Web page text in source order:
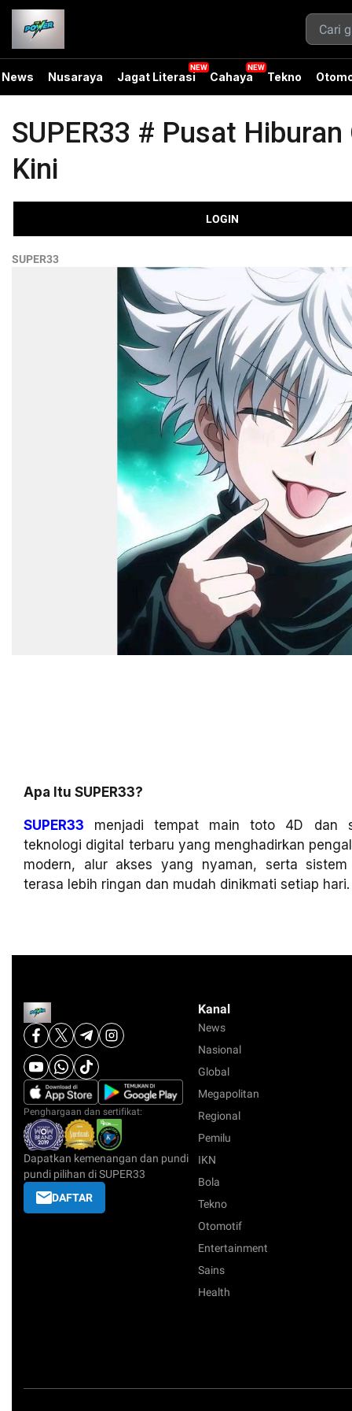
News Nusaraya Jagat Literasi Cahaya Tekno
SUPER33 # Pusat
Kini
LOGIN
SUPER33
Apa Itu SUPER33?
SUPER33 menjadi tempat main toto 4D dan
teknologi digital terbaru yang menghadirkan
modern, alur akses yang nyaman, serta
terasa lebih ringan dan mudah dinikmati setiap hari.
Penghargaan dan sertifikat:
Dapatkan kemenangan dan pundi
pundi pilihan di SUPER33
DAFTAR
Kanal
News
Nasional
Global
Megapolitan
Regional
Pemilu
IKN
Bola
Tekno
Otomotif
Entertainment
Sains
Health